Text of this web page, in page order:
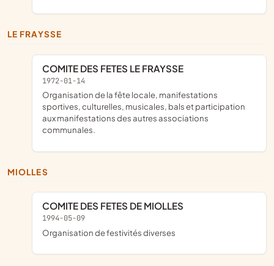
LE FRAYSSE
COMITE DES FETES LE FRAYSSE
1972-01-14
Organisation de la fête locale, manifestations
sportives, culturelles, musicales, bals et participation
aux manifestations des autres associations
communales.
MIOLLES
COMITE DES FETES DE MIOLLES
1994-05-09
organisation de festivités diverses